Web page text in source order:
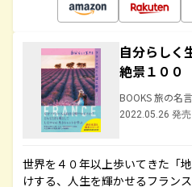
自分らしく
絶景１００
BOOKS 旅の名
2022.05.26 発売
世界を４０年以上歩いてきた「
けする、人生を輝かせるフラン